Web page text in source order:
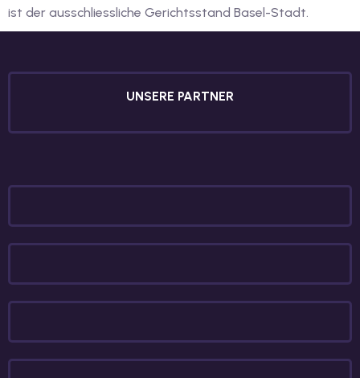
ist der ausschliessliche Gerichtsstand Basel-Stadt.
UNSERE PARTNER